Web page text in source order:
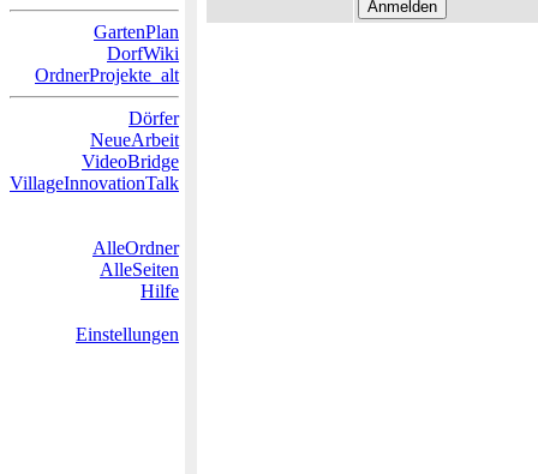
GartenPlan
DorfWiki
OrdnerProjekte_alt
Dörfer
NeueArbeit
VideoBridge
VillageInnovationTalk
AlleOrdner
AlleSeiten
Hilfe
Einstellungen